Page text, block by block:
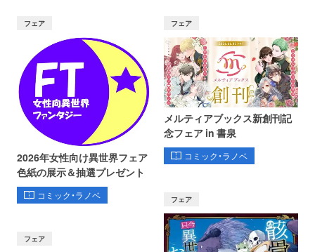
フェア
2026年女性向け異世界フェア
色紙の展示＆抽選プレゼント
コミック・ラノベ
フェア
メルティアブックス新創刊記
念フェア in 書泉
コミック・ラノベ
フェア
フェア